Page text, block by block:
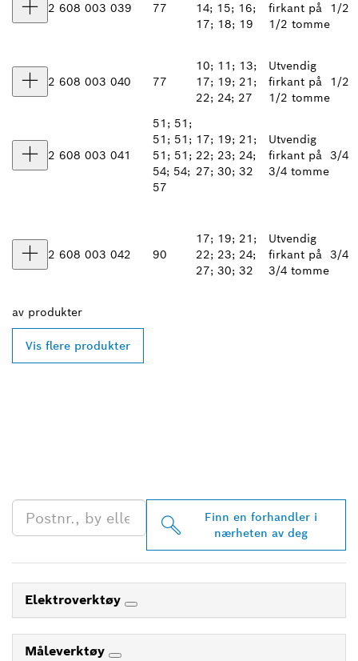
2 608 003 039 77
14; 15; 16;
17; 18; 19
firkant på
1/2 tomme
1/2
2 608 003 040 77
10; 11; 13;
17; 19; 21;
22; 24; 27
Utvendig
firkant på
1/2 tomme
1/2
2 608 003 041
51; 51;
51; 51;
51; 51;
54; 54;
57
17; 19; 21;
22; 23; 24;
27; 30; 32
Utvendig
firkant på
3/4 tomme
3/4
2 608 003 042 90
17; 19; 21;
22; 23; 24;
27; 30; 32
Utvendig
firkant på
3/4 tomme
3/4
av produkter
Vis flere produkter
Finn en forhandler i
nærheten av deg
Elektroverktøy
Måleverktøy